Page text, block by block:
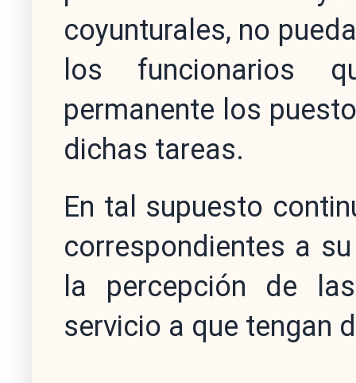
coyunturales, no
los funcionarios
permanente los
dichas tareas.
En tal supuesto
correspondientes a
la percepción de
servicio a que tengan